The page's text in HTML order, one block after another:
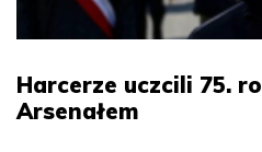
Harcerze uczcili 75.
Arsenałem